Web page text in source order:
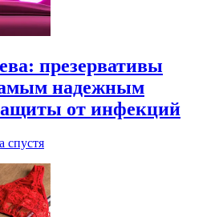
презервативы
надежным
от инфекций
спустя